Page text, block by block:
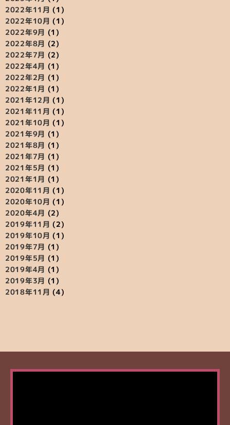
2022年11月 (1)
2022年10月 (1)
2022年9月 (1)
2022年8月 (2)
2022年7月 (2)
2022年4月 (1)
2022年2月 (1)
2022年1月 (1)
2021年12月 (1)
2021年11月 (1)
2021年10月 (1)
2021年9月 (1)
2021年8月 (1)
2021年7月 (1)
2021年5月 (1)
2021年1月 (1)
2020年11月 (1)
2020年10月 (1)
2020年4月 (2)
2019年11月 (2)
2019年10月 (1)
2019年7月 (1)
2019年5月 (1)
2019年4月 (1)
2019年3月 (1)
2018年11月 (4)